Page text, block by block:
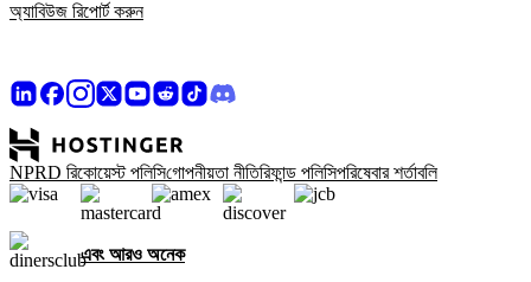
অ্যাবিউজ রিপোর্ট করুন
NPRD রিকোয়েস্ট পলিসিগোপনীয়তা নীতিরিফান্ড পলিসিপরিষেবার শর্তাবলি
এবং আরও অনেক